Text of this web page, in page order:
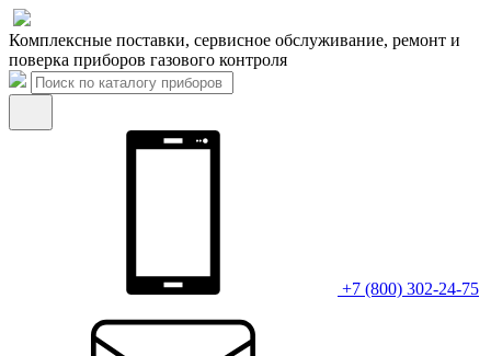
Комплексные поставки, сервисное обслуживание, ремонт и
поверка приборов газового контроля
+7 (800) 302-24-75